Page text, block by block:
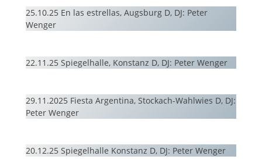
25.10.25 En las estrellas, Augsburg D, DJ: Peter
Wenger
22.11.25 Spiegelhalle, Konstanz D, DJ: Peter Wenger
29.11.2025 Fiesta Argentina, Stockach-Wahlwies D, DJ:
Peter Wenger
20.12.25 Spiegelhalle Konstanz D, DJ: Peter Wenger